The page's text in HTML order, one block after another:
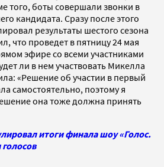
того, боты совершали звонки в
кандидата. Сразу после этого
результаты шестого сезона
что проведет в пятницу 24 мая
эфире со всеми участниками
ли в нем участвовать Микелла
«Решение об участии в первый
самостоятельно, поэтому я
она тоже должна принять
итоги финала шоу «Голос.